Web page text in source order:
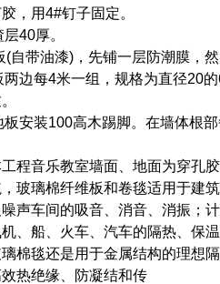
，用4#钉子固定。
40厚。
(自带油漆)，先铺一层防潮膜，然
每4米一组，规格为直径20的
装100高木踢脚。在墙体根部
音乐教室墙面、地面为穿孔胶
玻璃棉纤维板和卷毯适用于建
声车间的吸音、消音、消振；
、船、火车、汽车的隔热、保
棉毯还是用于金属结构的理想
热绝缘、防凝结和传